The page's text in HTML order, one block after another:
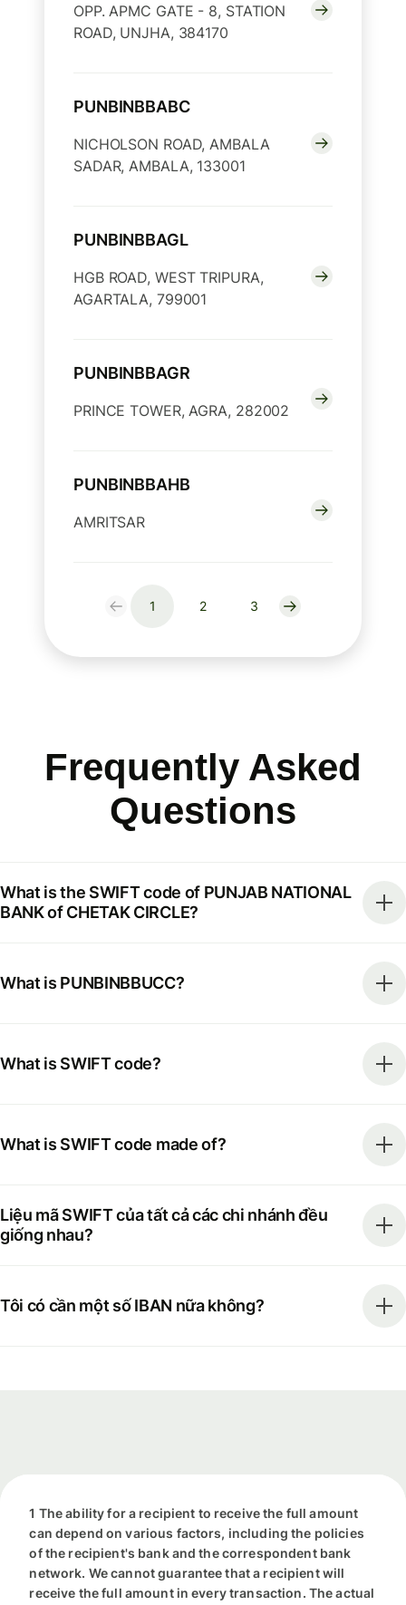
OPP. APMC GATE - 8, STATION
ROAD, UNJHA, 384170
PUNBINBBABC
NICHOLSON ROAD, AMBALA
SADAR, AMBALA, 133001
PUNBINBBAGL
HGB ROAD, WEST TRIPURA,
AGARTALA, 799001
PUNBINBBAGR
PRINCE TOWER, AGRA, 282002
PUNBINBBAHB
AMRITSAR
1 2 3
Frequently Asked
Questions
What is the SWIFT code of PUNJAB NATIONAL
BANK of CHETAK CIRCLE?
What is PUNBINBBUCC?
What is SWIFT code?
What is SWIFT code made of?
Liệu mã SWIFT của tất cả các chi nhánh đều
giống nhau?
Tôi có cần một số IBAN nữa không?
1 The ability for a recipient to receive the full amount
can depend on various factors, including the policies
of the recipient's bank and the correspondent bank
network. We cannot guarantee that a recipient will
receive the full amount in every transaction. The actual